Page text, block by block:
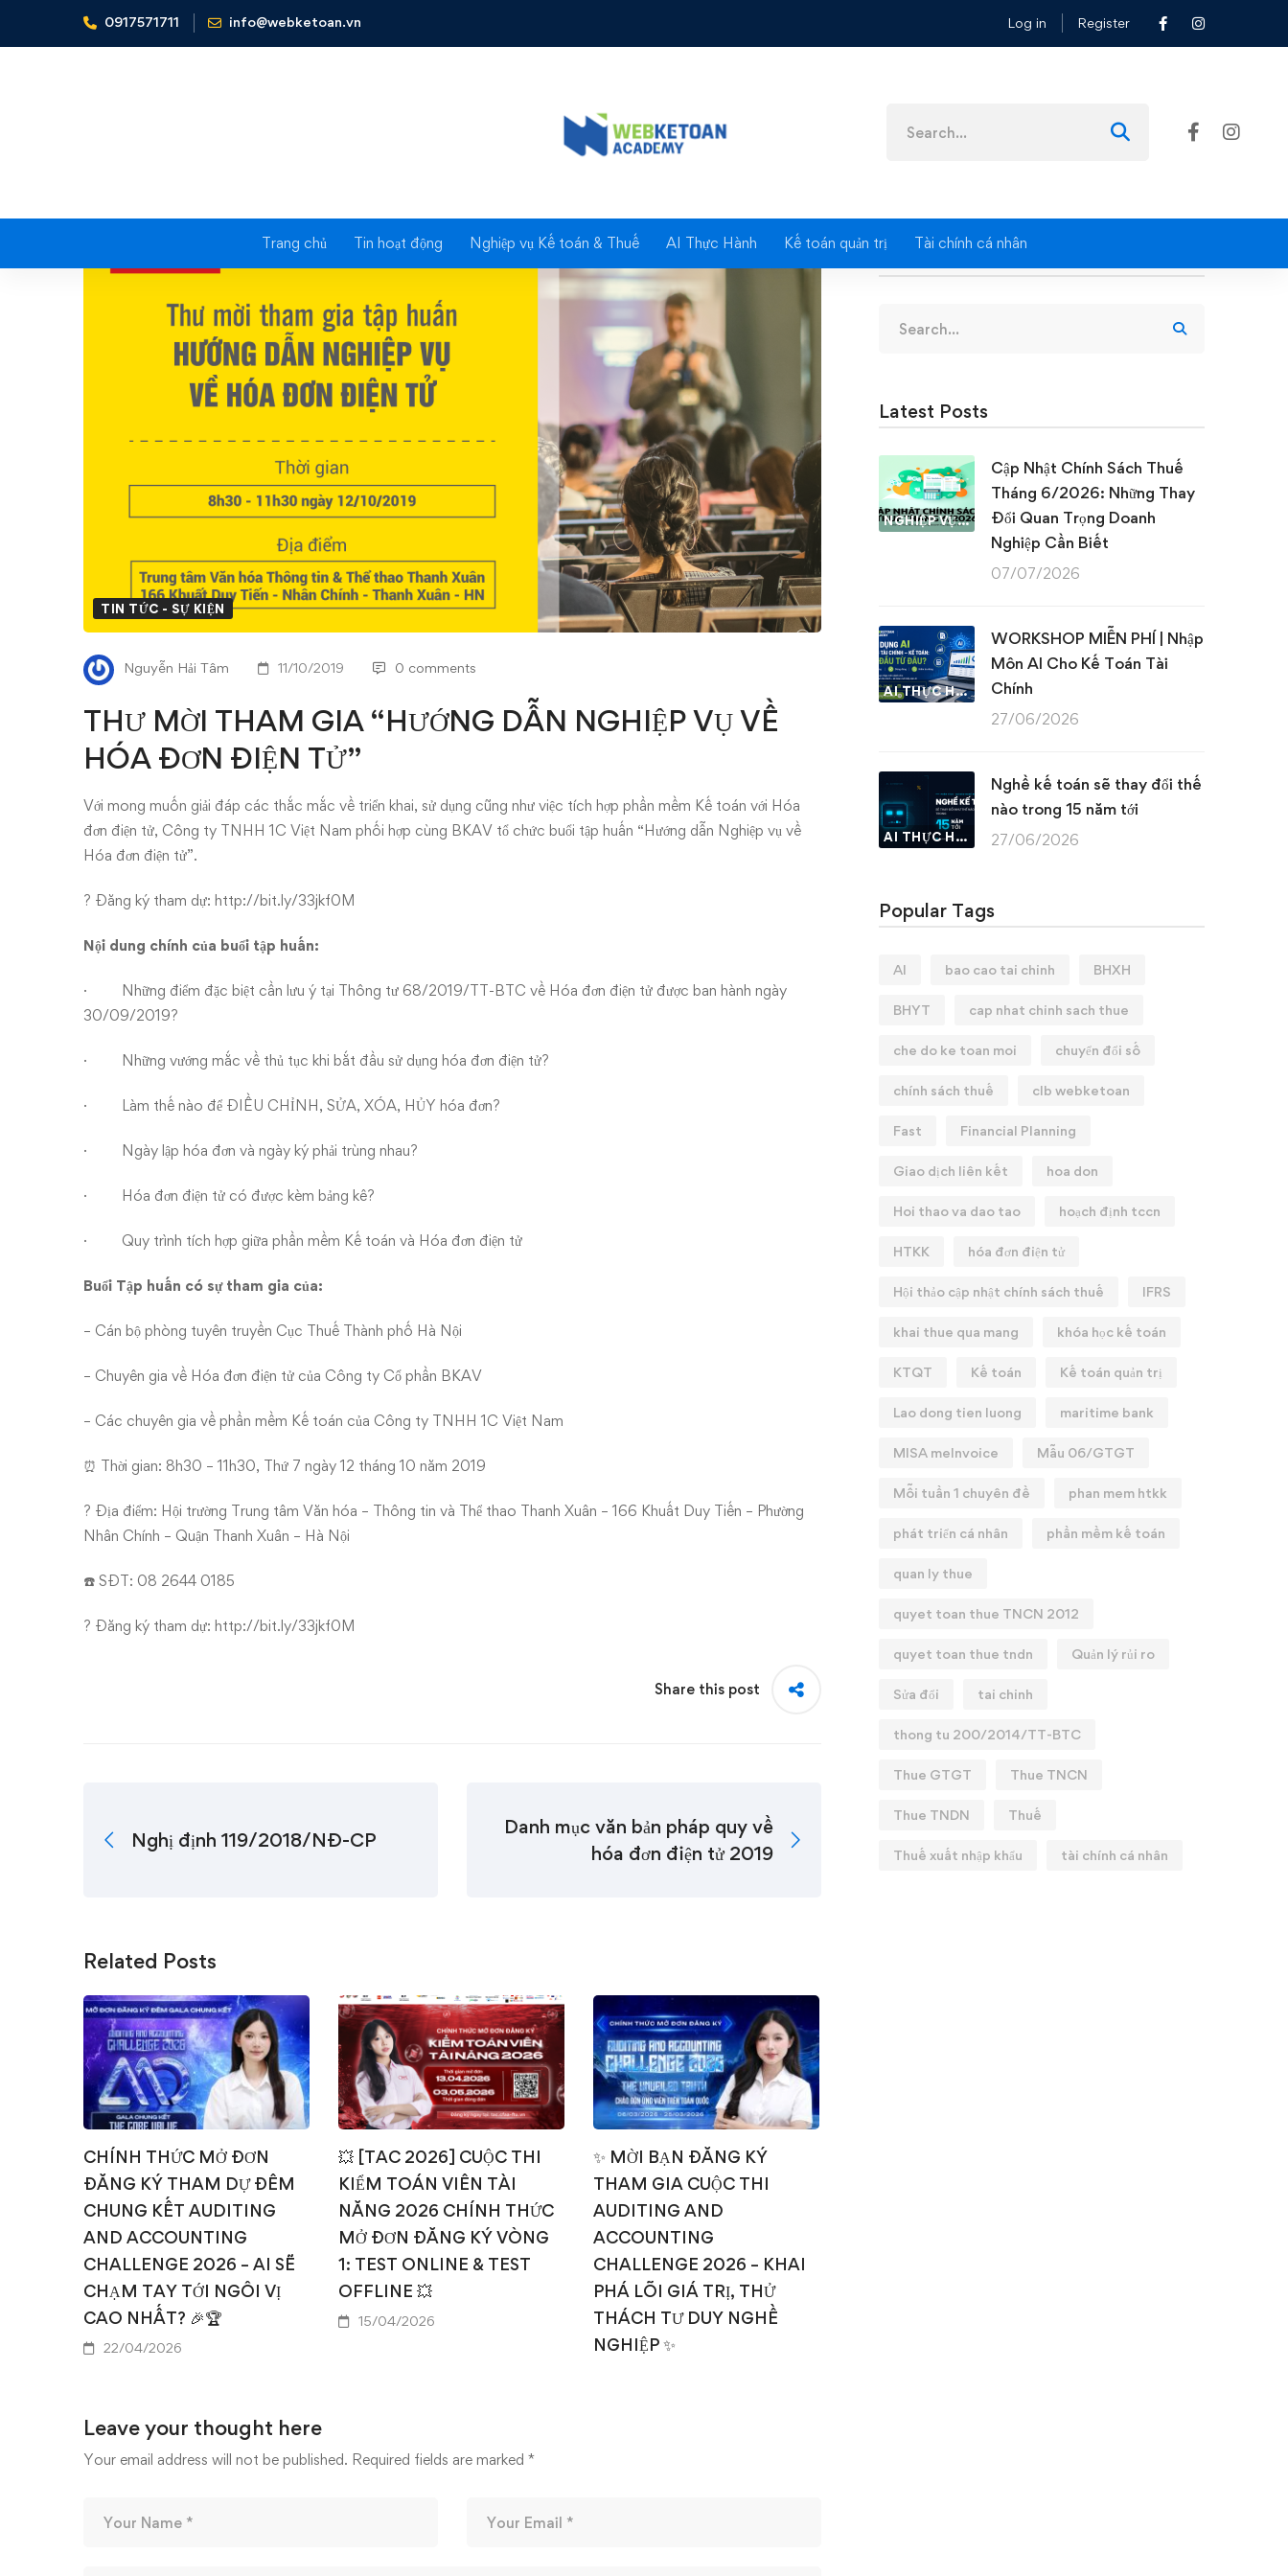
0917571711 info@webketoan.vn Log in Register
for:
Trang chủ Tin hoạt động Nghiệp vụ Kế toán & Thuế AI Thực Hành Kế toán quản trị Tài chính cá nhân
Home Tin tức - Sự kiện THƯ MỜI THAM GIA “HƯỚNG DẪN NGHIỆP VỤ VỀ HÓA ĐƠN ĐIỆN TỬ”
THƯ
THAM
“HƯỚNG
DẪN
NGHIỆP
VỤ
VỀ
HÓA
ĐƠN
ĐIỆN
TỬ”
TIN TỨC - SỰ KIỆN
Nguyễn Hải Tâm 11/10/2019 0 comments
THƯ MỜI THAM GIA “HƯỚNG DẪN NGHIỆP VỤ VỀ
HÓA ĐƠN ĐIỆN TỬ”
Với mong muốn giải đáp các thắc mắc về triển khai, sử dụng cũng như việc tích hợp phần mềm Kế toán với Hóa
đơn điện tử, Công ty TNHH 1C Việt Nam phối hợp cùng BKAV tổ chức buổi tập huấn “Hướng dẫn Nghiệp vụ về
Hóa đơn điện tử”.
? Đăng ký tham dự: http://bit.ly/33jkf0M
Nội dung chính của buổi tập huấn:
· Những điểm đặc biệt cần lưu ý tại Thông tư 68/2019/TT-BTC về Hóa đơn điện tử được ban hành ngày
30/09/2019?
· Những vướng mắc về thủ tục khi bắt đầu sử dụng hóa đơn điện tử?
· Làm thế nào để ĐIỀU CHỈNH, SỬA, XÓA, HỦY hóa đơn?
· Ngày lập hóa đơn và ngày ký phải trùng nhau?
· Hóa đơn điện tử có được kèm bảng kê?
· Quy trình tích hợp giữa phần mềm Kế toán và Hóa đơn điện tử
Buổi Tập huấn có sự tham gia của:
– Cán bộ phòng tuyên truyền Cục Thuế Thành phố Hà Nội
– Chuyên gia về Hóa đơn điện tử của Công ty Cổ phần BKAV
– Các chuyên gia về phần mềm Kế toán của Công ty TNHH 1C Việt Nam
⏰ Thời gian: 8h30 – 11h30, Thứ 7 ngày 12 tháng 10 năm 2019
? Địa điểm: Hội trường Trung tâm Văn hóa – Thông tin và Thể thao Thanh Xuân – 166 Khuất Duy Tiến – Phường
Nhân Chính – Quận Thanh Xuân – Hà Nội
☎️ SĐT: 08 2644 0185
? Đăng ký tham dự: http://bit.ly/33jkf0M
Share this post
Nghị định 119/2018/NĐ-CP
Danh mục văn bản pháp quy về
hóa đơn điện tử 2019
Related Posts
CHÍNH THỨC MỞ ĐƠN
ĐĂNG KÝ THAM DỰ ĐÊM
CHUNG KẾT AUDITING
AND ACCOUNTING
CHALLENGE 2026 – AI SẼ
CHẠM TAY TỚI NGÔI VỊ
CAO NHẤT? 🎉🏆
22/04/2026
💥 [TAC 2026] CUỘC THI
KIỂM TOÁN VIÊN TÀI
NĂNG 2026 CHÍNH THỨC
MỞ ĐƠN ĐĂNG KÝ VÒNG
1: TEST ONLINE & TEST
OFFLINE 💥
15/04/2026
✨ MỜI BẠN ĐĂNG KÝ
THAM GIA CUỘC THI
AUDITING AND
ACCOUNTING
CHALLENGE 2026 – KHAI
PHÁ LÕI GIÁ TRỊ, THỬ
THÁCH TƯ DUY NGHỀ
NGHIỆP ✨
Leave your thought here
Your email address will not be published. Required fields are marked *
for:
Latest Posts
NGHIỆP VỤ KẾ TOÁN & THUẾ
Cập Nhật Chính Sách Thuế
Tháng 6/2026: Những Thay
Đổi Quan Trọng Doanh
Nghiệp Cần Biết
07/07/2026
AI THỰC HÀNH
WORKSHOP MIỄN PHÍ | Nhập
Môn AI Cho Kế Toán Tài
Chính
27/06/2026
AI THỰC HÀNH
Nghề kế toán sẽ thay đổi thế
nào trong 15 năm tới
27/06/2026
Popular Tags
AI bao cao tai chinh BHXH
BHYT cap nhat chinh sach thue
che do ke toan moi chuyển đổi số
chính sách thuế clb webketoan
Fast Financial Planning
Giao dịch liên kết hoa don
Hoi thao va dao tao hoạch định tccn
HTKK hóa đơn điện tử
Hội thảo cập nhật chính sách thuế IFRS
khai thue qua mang khóa học kế toán
KTQT Kế toán Kế toán quản trị
Lao dong tien luong maritime bank
MISA meInvoice Mẫu 06/GTGT
Mỗi tuần 1 chuyên đề phan mem htkk
phát triển cá nhân phần mềm kế toán
quan ly thue
quyet toan thue TNCN 2012
quyet toan thue tndn Quản lý rủi ro
Sửa đổi tai chinh
thong tu 200/2014/TT-BTC
Thue GTGT Thue TNCN
Thue TNDN Thuế
Thuế xuất nhập khẩu tài chính cá nhân